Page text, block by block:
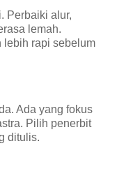
Perbaiki alur,
lemah.
lebih rapi sebelum
Ada yang fokus
Pilih penerbit
ditulis.